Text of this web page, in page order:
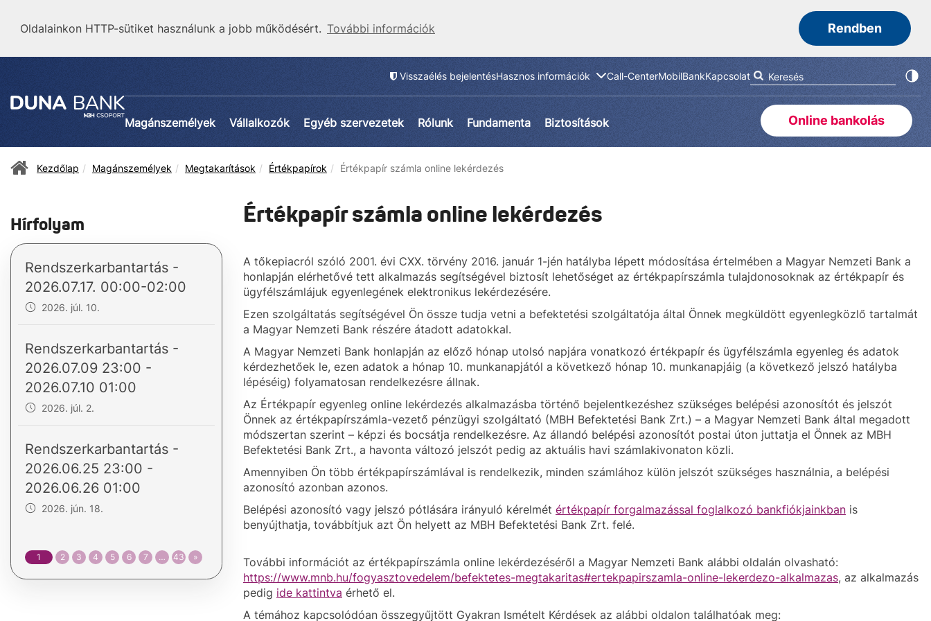
Oldalainkon HTTP-sütiket használunk a jobb működésért. További információk Rendben
Visszaélés bejelentésHasznos információk Call-CenterMobilBankKapcsolat
Magánszemélyek Vállalkozók Egyéb szervezetek Rólunk Fundamenta Biztosítások Online bankolás
Kezdőlap Magánszemélyek Megtakarítások Értékpapírok Értékpapír számla online lekérdezés
Értékpapír számla online lekérdezés
A tőkepiacról szóló 2001. évi CXX. törvény 2016. január 1-jén hatályba lépett módosítása értelmében a Magyar Nemzeti Bank a
honlapján elérhetővé tett alkalmazás segítségével biztosít lehetőséget az értékpapírszámla tulajdonosoknak az értékpapír és
ügyfélszámlájuk egyenlegének elektronikus lekérdezésére.
Ezen szolgáltatás segítségével Ön össze tudja vetni a befektetési szolgáltatója által Önnek megküldött egyenlegközlő tartalmát
a Magyar Nemzeti Bank részére átadott adatokkal.
A Magyar Nemzeti Bank honlapján az előző hónap utolsó napjára vonatkozó értékpapír és ügyfélszámla egyenleg és adatok
kérdezhetőek le, ezen adatok a hónap 10. munkanapjától a következő hónap 10. munkanapjáig (a következő jelszó hatályba
lépéséig) folyamatosan rendelkezésre állnak.
Az Értékpapír egyenleg online lekérdezés alkalmazásba történő bejelentkezéshez szükséges belépési azonosítót és jelszót
Önnek az értékpapírszámla-vezető pénzügyi szolgáltató (MBH Befektetési Bank Zrt.) – a Magyar Nemzeti Bank által megadott
módszertan szerint – képzi és bocsátja rendelkezésre. Az állandó belépési azonosítót postai úton juttatja el Önnek az MBH
Befektetési Bank Zrt., a havonta változó jelszót pedig az aktuális havi számlakivonaton közli.
Amennyiben Ön több értékpapírszámlával is rendelkezik, minden számlához külön jelszót szükséges használnia, a belépési
azonosító azonban azonos.
Belépési azonosító vagy jelszó pótlására irányuló kérelmét értékpapír forgalmazással foglalkozó bankfiókjainkban is
benyújthatja, továbbítjuk azt Ön helyett az MBH Befektetési Bank Zrt. felé.
További információt az értékpapírszámla online lekérdezéséről a Magyar Nemzeti Bank alábbi oldalán olvasható:
https://www.mnb.hu/fogyasztovedelem/befektetes-megtakaritas#ertekpapirszamla-online-lekerdezo-alkalmazas, az alkalmazás
pedig ide kattintva érhető el.
A témához kapcsolódóan összegyűjtött Gyakran Ismételt Kérdések az alábbi oldalon találhatóak meg:
Hírfolyam
Rendszerkarbantartás -
2026.07.17. 00:00-02:00
2026. júl. 10.
Rendszerkarbantartás -
2026.07.09 23:00 -
2026.07.10 01:00
2026. júl. 2.
Rendszerkarbantartás -
2026.06.25 23:00 -
2026.06.26 01:00
2026. jún. 18.
1 2 3 4 5 6 7 … 43 »